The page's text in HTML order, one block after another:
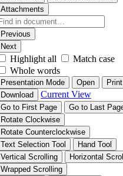
Attachments
Previous
Next
Highlight all
Match case
Whole words
Presentation Mode Open
Print
Download
Current View
Go to First Page
Go to Last
Rotate Clockwise
Rotate Counterclockwise
Text Selection Tool
Hand Tool
Vertical Scrolling
Horizontal
Wrapped Scrolling